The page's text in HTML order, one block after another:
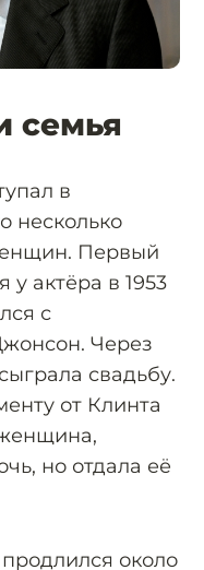
семья
в
несколько
Первый
актёра в 1953
с
Через
свадьбу.
от Клинта
но отдала её
около